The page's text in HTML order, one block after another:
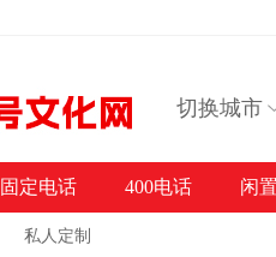
切换城市
私人定制
固定电话 400电话 闲